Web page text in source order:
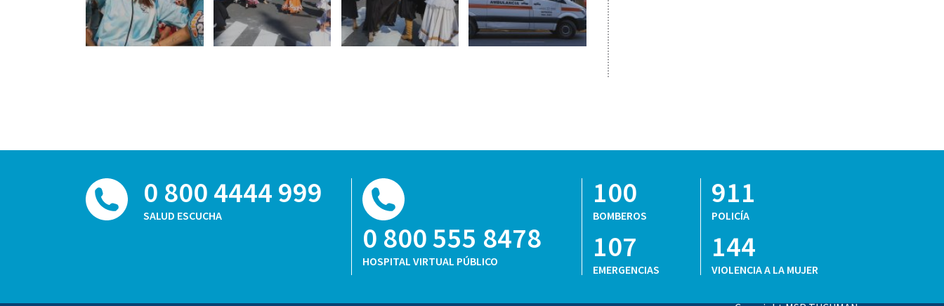
0 800 4444 999
SALUD ESCUCHA
0 800 555 8478
HOSPITAL VIRTUAL PÚBLICO
100
BOMBEROS
107
EMERGENCIAS
911
POLICÍA
144
VIOLENCIA A LA MUJER